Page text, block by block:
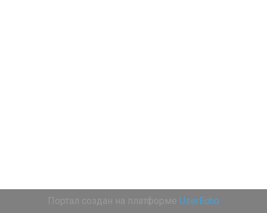
Портал создан на платформе UserEcho